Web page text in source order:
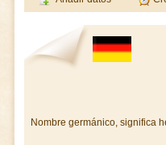
Nombre germánico, significa